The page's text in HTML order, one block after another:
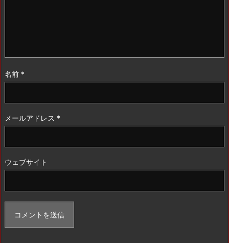
名前 *
メールアドレス *
ウェブサイト